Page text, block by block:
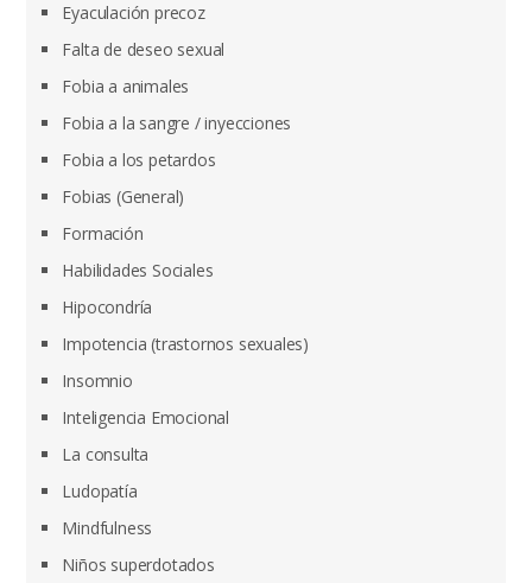
Eyaculación precoz
Falta de deseo sexual
Fobia a animales
Fobia a la sangre / inyecciones
Fobia a los petardos
Fobias (General)
Formación
Habilidades Sociales
Hipocondría
Impotencia (trastornos sexuales)
Insomnio
Inteligencia Emocional
La consulta
Ludopatía
Mindfulness
Niños superdotados